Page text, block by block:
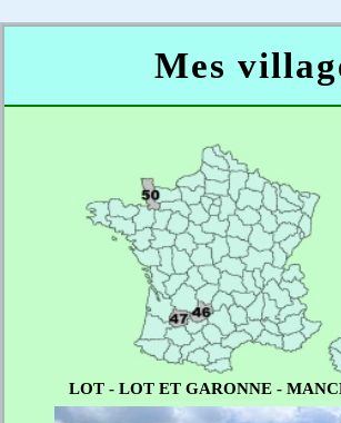
Mes
LOT - LOT ET GARONNE -